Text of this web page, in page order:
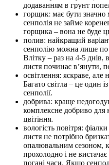
додаванням в грунт
горщик: має бути
сенполія не займе
горщика – вона не буде
полив: найкращий
сенполію можна лише по
Влітку – раз на 4-5
листя починає в’янути,
освітлення: яскраве, але
Багато світла – це один
сенполії.
добрива: краще
комплексне добриво для
цвітіння.
вологість повітря:
листя не потрібно
опалювальним сезоном,
прохолодно і не
погані часи. Якщо